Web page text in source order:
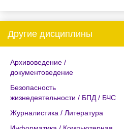
Другие дисциплины
Архивоведение /
документоведение
Безопасность
жизнедеятельности / БПД / БЧС
Журналистика / Литература